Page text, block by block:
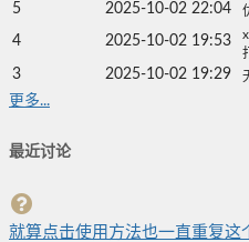
5
2025-10-02 22:04
4 2025-10-02 19:53
3 2025-10-02 19:29
更多...
最近讨论
就算点击使用方法也一直重复这